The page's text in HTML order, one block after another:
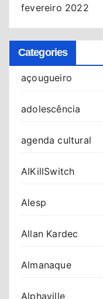
fevereiro 2022
Categories
açougueiro
adolescência
agenda cultural
AIKillSwitch
Alesp
Allan Kardec
Almanaque
Alphaville